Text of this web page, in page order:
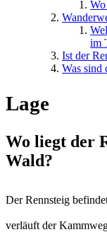
im
Ist der
Was sind
Lage
Wo liegt der
Wald?
Der Rennsteig
verläuft der